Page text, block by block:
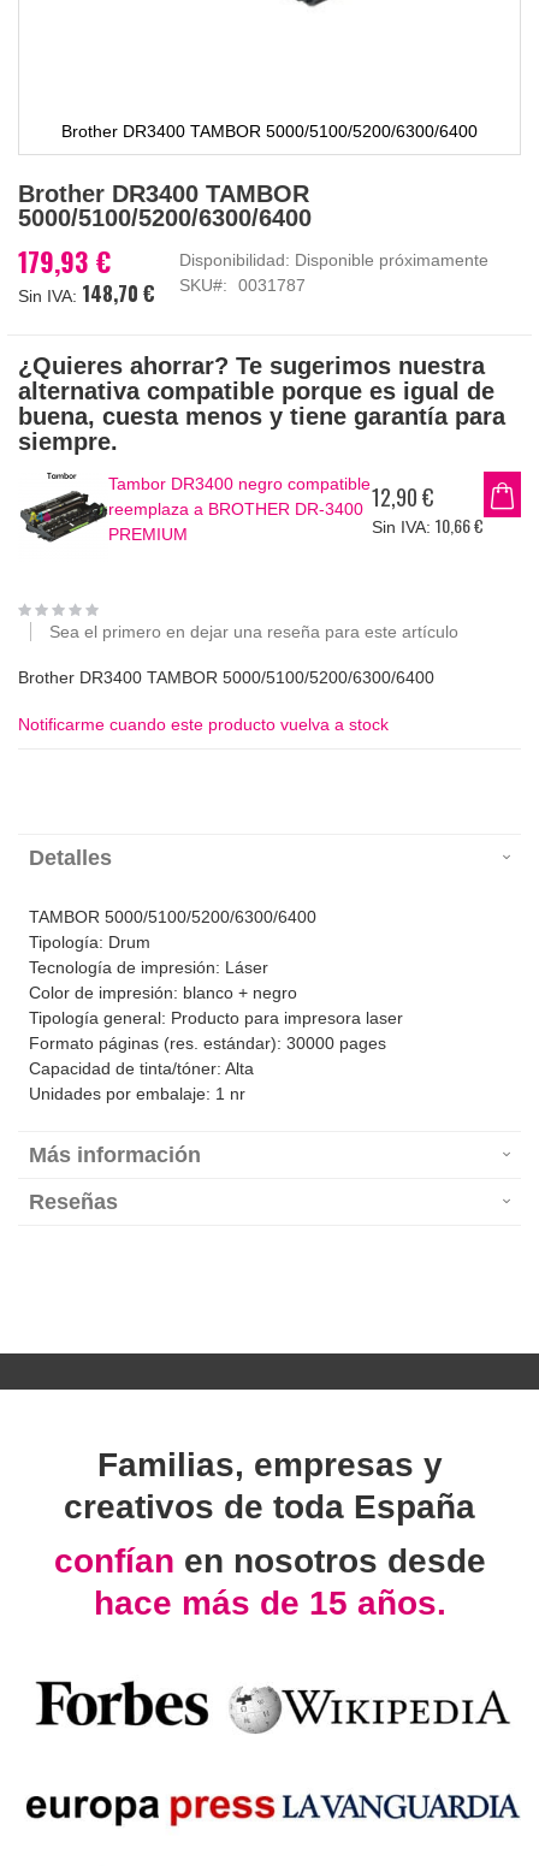
Brother DR3400 TAMBOR 5000/5100/5200/6300/6400
al
comienzo
la
galería
Brother DR3400 TAMBOR
5000/5100/5200/6300/6400
179,93 €
148,70 €
Disponibilidad: Disponible próximamente
SKU
0031787
¿Quieres ahorrar? Te sugerimos nuestra
alternativa compatible porque es igual de
buena, cuesta menos y tiene garantía para
siempre.
Tambor DR3400 negro compatible
reemplaza a BROTHER DR-3400
PREMIUM
12,90 €
10,66 €
Sea el primero en dejar una reseña para este artículo
Brother DR3400 TAMBOR 5000/5100/5200/6300/6400
Notificarme cuando este producto vuelva a stock
Detalles
TAMBOR 5000/5100/5200/6300/6400
Tipología: Drum
Tecnología de impresión: Láser
Color de impresión: blanco + negro
Tipología general: Producto para impresora laser
Formato páginas (res. estándar): 30000 pages
Capacidad de tinta/tóner: Alta
Unidades por embalaje: 1 nr
Más información
Reseñas
Familias, empresas y
creativos de toda España
confían en nosotros desde
hace más de 15 años.